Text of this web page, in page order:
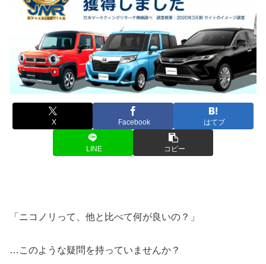
X Facebook はてブ
LINE コピー
「ニコノリって、他と比べて何が良いの？」
…このような疑問を持っていませんか？